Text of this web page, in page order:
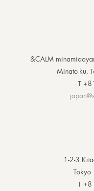
&CALM
Minato-ku,
T
1-2-3
T